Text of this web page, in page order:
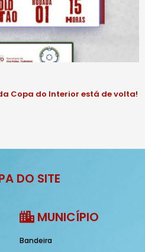
Copa do Interior está de volta!
DO SITE
MUNICÍPIO
Bandeira